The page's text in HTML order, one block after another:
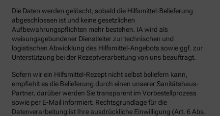
Die Daten werden gelöscht, sobald die Hilfsmittel-Belieferung
abgeschlossen ist und keine gesetzlichen
Aufbewahrungspflichten mehr bestehen. IA wird als
weisungsgebundener Dienstleiter zur technischen und
logistischen Abwicklung des Hilfsmittel-Angebots sowie ggf. zur
Unterstützung bei der Rezeptverarbeitung von uns beauftragt.
Sofern wir ein Hilfsmittel-Rezept nicht selbst beliefern kann,
empfiehlt es die Belieferung durch einen unserer Sanitätshaus-
Partner, darüber werden Sie transparent im Vorbestellprozess
sowie per E-Mail informiert. Rechtsgrundlage für die
Datenverarbeitung ist Ihre ausdrückliche Einwilligung (Art. 6 Abs.